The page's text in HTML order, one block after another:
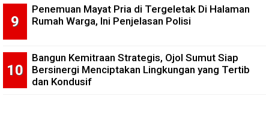
Penemuan Mayat Pria di Tergeletak Di Halaman
Rumah Warga, Ini Penjelasan Polisi
Bangun Kemitraan Strategis, Ojol Sumut Siap
Bersinergi Menciptakan Lingkungan yang Tertib
dan Kondusif